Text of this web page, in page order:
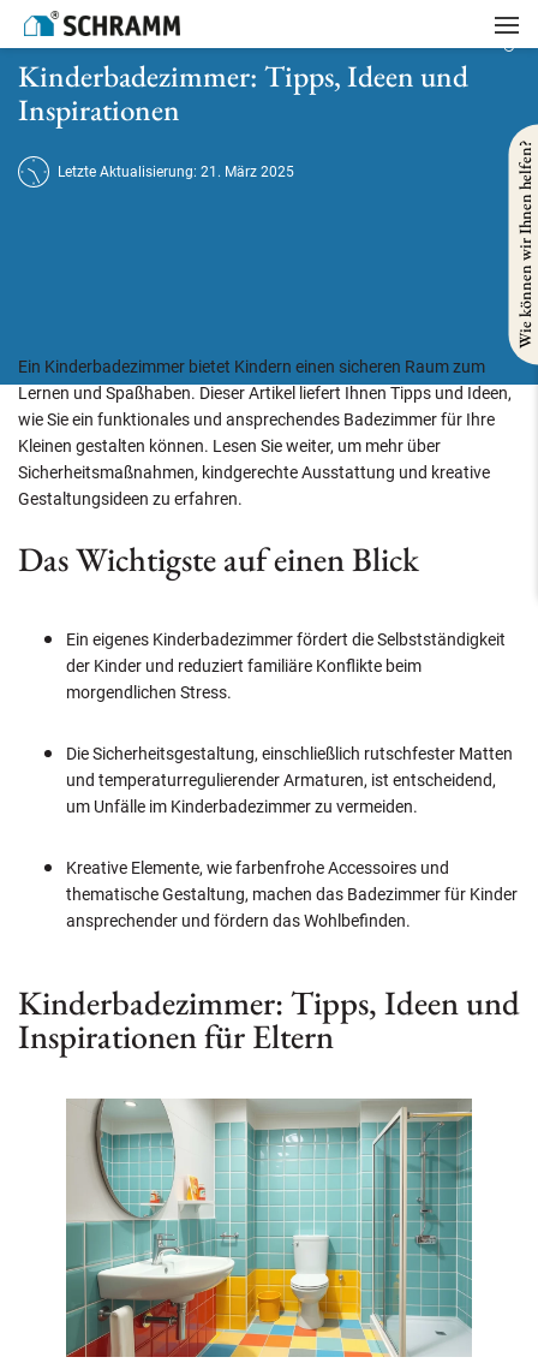
Startseite
Kinderbadezimmer: Tipps, Ideen und Inspirationen
Kinderbadezimmer: Tipps, Ideen und
Inspirationen
Letzte Aktualisierung: 21. März 2025
Ein Kinderbadezimmer bietet Kindern einen sicheren Raum zum
Lernen und Spaßhaben. Dieser Artikel liefert Ihnen Tipps und Ideen,
wie Sie ein funktionales und ansprechendes Badezimmer für Ihre
Kleinen gestalten können. Lesen Sie weiter, um mehr über
Sicherheitsmaßnahmen, kindgerechte Ausstattung und kreative
Gestaltungsideen zu erfahren.
Das Wichtigste auf einen Blick
Ein eigenes Kinderbadezimmer fördert die Selbstständigkeit
der Kinder und reduziert familiäre Konflikte beim
morgendlichen Stress.
Die Sicherheitsgestaltung, einschließlich rutschfester Matten
und temperaturregulierender Armaturen, ist entscheidend,
um Unfälle im Kinderbadezimmer zu vermeiden.
Kreative Elemente, wie farbenfrohe Accessoires und
thematische Gestaltung, machen das Badezimmer für Kinder
ansprechender und fördern das Wohlbefinden.
Kinderbadezimmer: Tipps, Ideen und
Inspirationen für Eltern
Wie können wir Ihnen helfen?